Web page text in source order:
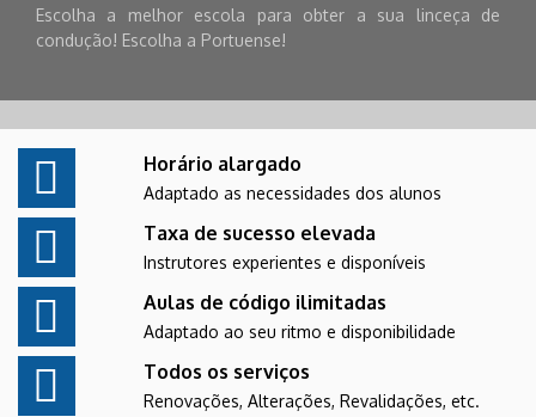
Escolha a melhor escola para obter a sua linceça de
condução! Escolha a Portuense!
Horário alargado
Adaptado as necessidades dos alunos
Taxa de sucesso elevada
Instrutores experientes e disponíveis
Aulas de código ilimitadas
Adaptado ao seu ritmo e disponibilidade
Todos os serviços
Renovações, Alterações, Revalidações, etc.